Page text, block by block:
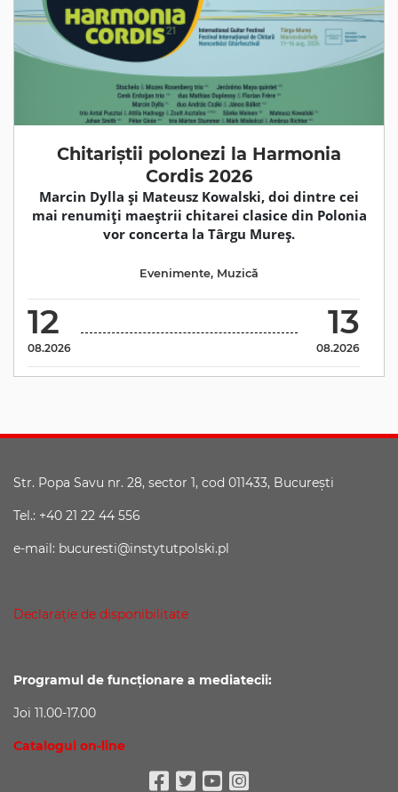
Chitariștii polonezi la Harmonia
Cordis 2026
Marcin Dylla și Mateusz Kowalski, doi dintre cei
mai renumiți maeștrii chitarei clasice din Polonia
vor concerta la Târgu Mureș.
12
08.2026
13
08.2026
Evenimente, Muzică
Str. Popa Savu nr. 28, sector 1, cod 011433, Bucureşti
Tel.: +40 21 22 44 556
e-mail: bucuresti@instytutpolski.pl
Declaraţie de disponibilitate
Programul de funcționare a mediatecii:
Joi 11.00-17.00
Catalogul on-line